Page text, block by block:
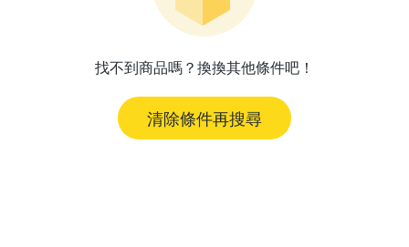
找不到商品嗎？換換其他條件吧！
清除條件再搜尋